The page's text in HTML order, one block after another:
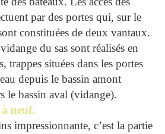
par des portes qui, sur le
constituées de deux vantaux.
du sas sont réalisés en
trappes situées dans les portes
depuis le bassin amont
le bassin aval (vidange).
à neuf.
impressionnante, c’est la partie